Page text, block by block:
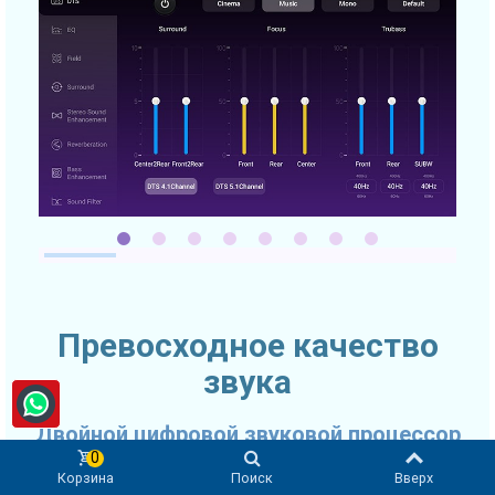
Превосходное качество
звука
Двойной цифровой звуковой процессор
Качество звука очень часто выходит на первое место при
Корзина
0
Поиск Вверх